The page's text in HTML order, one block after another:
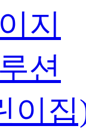
지
션
이